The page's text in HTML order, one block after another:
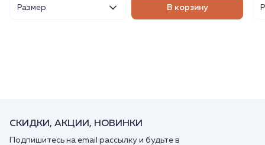
Размер В корзину
СКИДКИ, АКЦИИ, НОВИНКИ
Подпишитесь на email рассылку и будьте в